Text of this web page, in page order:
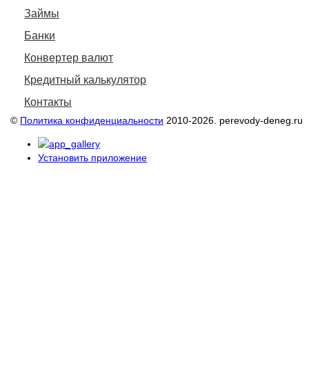
Займы
Банки
Конвертер валют
Кредитный калькулятор
Контакты
© Политика конфиденциальности 2010-2026. perevody-deneg.ru
Установить приложение